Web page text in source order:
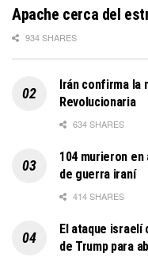
Apache cerca del
934 SHARES
Irán confirma la
Revolucionaria
634 SHARES
104 murieron
de guerra iraní
414 SHARES
El ataque israelí
de Trump para